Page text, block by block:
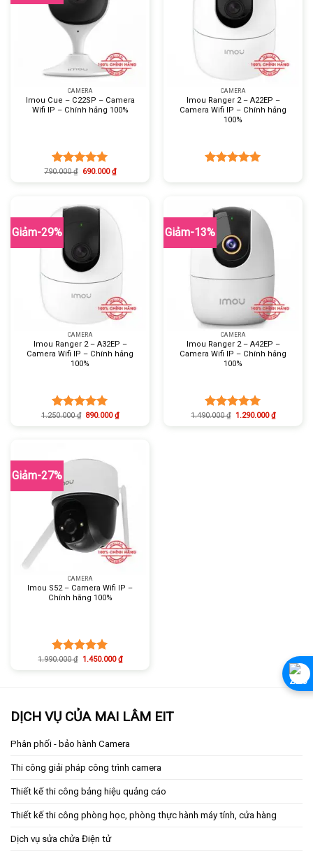
CAMERA
Imou Cue – C22SP – Camera
Wifi IP – Chính hảng 100%
Được xếp
790.000₫ 690.000₫
CAMERA
Imou Ranger 2 – A22EP –
Camera Wifi IP – Chính hảng
100%
Giảm-29%
CAMERA
Imou Ranger 2 – A32EP –
Camera Wifi IP – Chính hảng
100%
Được xếp
1.250.000₫ 890.000₫
Giảm-13%
CAMERA
Imou Ranger 2 – A42EP –
Camera Wifi IP – Chính hảng
100%
Được xếp
1.490.000₫ 1.290.000₫
Giảm-27%
CAMERA
Imou S52 – Camera Wifi IP –
Chính hãng 100%
Được xếp
1.990.000₫ 1.450.000₫
DỊCH VỤ CỦA MAI LÂM EIT
Phân phối - bảo hành Camera
Thi công giải pháp công trình camera
Thiết kế thi công bảng hiệu quảng cáo
Thiết kế thi công phòng học, phòng thực hành máy tính, cửa hàng
Dịch vụ sửa chửa Điện tử